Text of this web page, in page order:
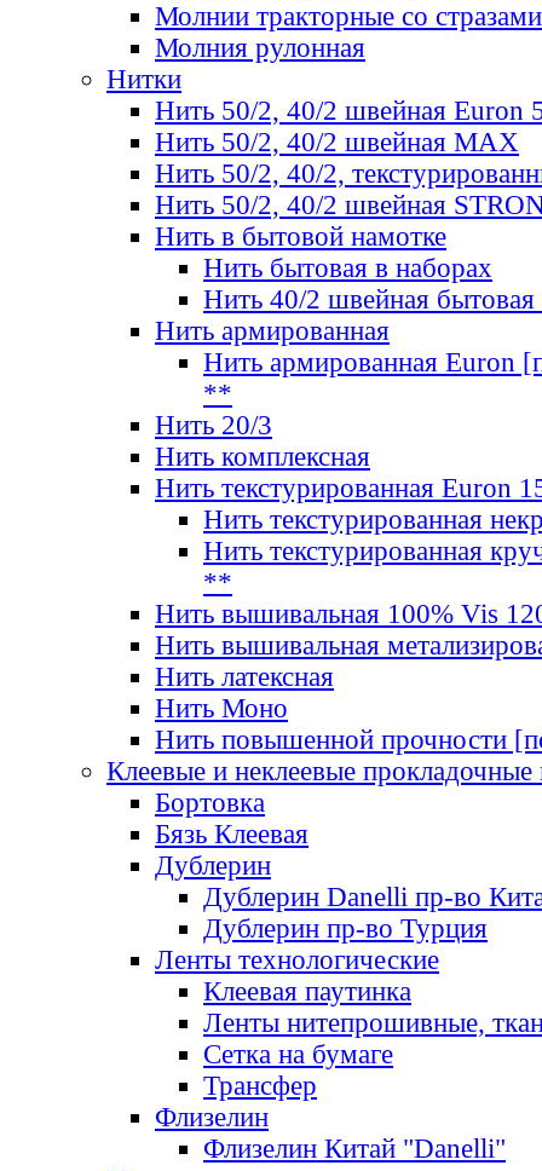
Молнии тракторные со стразами
Молния рулонная
Нитки
Нить 50/2, 40/2 швейная Euron
Нить 50/2, 40/2 швейная МАХ
Нить 50/2, 40/2,
Нить 50/2, 40/2 швейная
Нить в бытовой намотке
Нить бытовая в наборах
Нить 40/2 швейная бытовая
Нить армированная
Нить армированная Euron
**
Нить 20/3
Нить комплексная
Нить текстурированная Euron
Нить текстурированная
Нить текстурированная
**
Нить вышивальная 100% Vis
Нить вышивальная
Нить латексная
Нить Моно
Нить повышенной прочности
Клеевые и неклеевые прокладочные
Бортовка
Бязь Клеевая
Дублерин
Дублерин Danelli пр-во
Дублерин пр-во Турция
Ленты технологические
Клеевая паутинка
Ленты нитепрошивные,
Сетка на бумаге
Трансфер
Флизелин
Флизелин Китай "Danelli"